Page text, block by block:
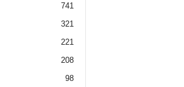
741
321
221
208
98